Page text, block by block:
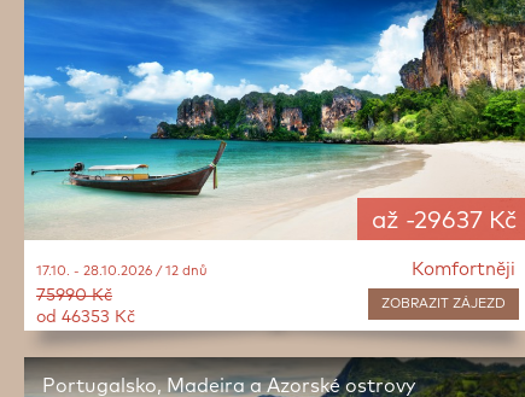
až -29637 Kč
Komfortněji
ZOBRAZIT ZÁJEZD
17.10. - 28.10.2026 / 12 dnů
75990 Kč
od 46353 Kč
Portugalsko, Madeira a Azorské ostrovy